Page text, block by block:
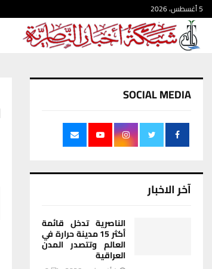
5 أغسطس، 2026
SOCIAL MEDIA
آخر الاخبار
الناصرية تدخل قائمة
أكثر 15 مدينة حرارة في
العالم وتتصدر المدن
العراقية